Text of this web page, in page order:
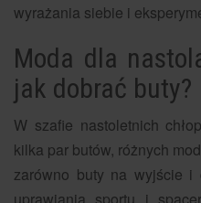
wyrażania siebie i
Moda dla
jak dobrać buty?
W szafie nastoletnich
kilka par butów, różnych
zarówno buty na wyjście i